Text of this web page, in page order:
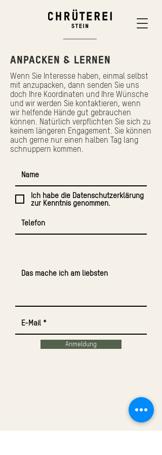
ANPACKEN & LERNEN
Wenn Sie Interesse haben, einmal selbst
mit anzupacken, dann senden Sie uns
doch Ihre Koordinaten und Ihre Wünsche
und wir werden Sie kontaktieren, wenn
wir helfende Hände gut gebrauchen
können. Natürlich verpflichten Sie sich zu
keinem längeren Engagement. Sie können
auch gerne nur einen halben Tag lang
schnuppern kommen.
Ich habe die Datenschutzerklärung
zur Kenntnis genommen.
Anmeldung